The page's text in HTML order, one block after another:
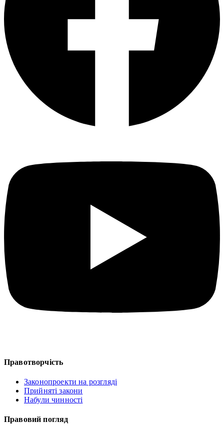
Правотворчість
Законопроекти на розгляді
Прийняті закони
Набули чинності
Правовий погляд